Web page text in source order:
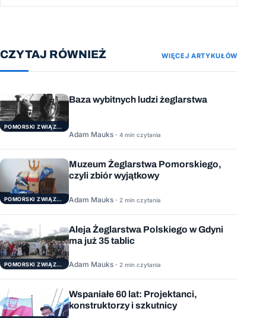
CZYTAJ RÓWNIEŻ WIĘCEJ ARTYKUŁÓW
POMORSKI ZWIĄZEK ŻEGLARSKI
Baza wybitnych ludzi żeglarstwa
Adam Mauks · 4 min czytania
POMORSKI ZWIĄZEK ŻEGLARSKI
Muzeum Żeglarstwa Pomorskiego,
czyli zbiór wyjątkowy
Adam Mauks · 2 min czytania
POMORSKI ZWIĄZEK ŻEGLARSKI
Aleja Żeglarstwa Polskiego w Gdyni
ma już 35 tablic
Adam Mauks · 2 min czytania
Wspaniałe 60 lat: Projektanci,
konstruktorzy i szkutnicy